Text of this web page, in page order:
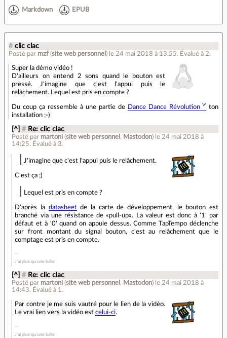
Markdown EPUB
# clic clac
Posté par mzf (site web personnel ) le 24 mai 2018 à 13:55. Évalué à 2.
Super la démo vidéo !
D'ailleurs on entend 2 sons quand le bouton est
pressé. J'imagine que c'est l'appui puis le
relâchement. Lequel est pris en compte ?
Du coup ça ressemble à une partie de Dance Dance Révolution
ton
installation ;-)
[^] # Re: clic clac
Posté par martoni (site web personnel , Mastodon) le 24 mai 2018 à
14:25. Évalué à 3.
J'imagine que c'est l'appui puis le relâchement.
C'est ça ;)
Lequel est pris en compte ?
D'après la datasheetde la carte de développement, le bouton est
branché via une résistance de «pull-up». La valeur est donc à '1' par
défaut et à '0' quand on appuie dessus. Comme TapTempo déclenche
sur front montant du signal bouton, c'est au relâchement que le
comptage est pris en compte.
J'ai plus qu'une balle
[^] # Re: clic clac
Posté par martoni (site web personnel , Mastodon) le 24 mai 2018 à
14:43. Évalué à 1.
Par contre je me suis vautré pour le lien de la vidéo.
Le vrai lien vers la vidéo estcelui-ci.
J'ai plus qu'une balle